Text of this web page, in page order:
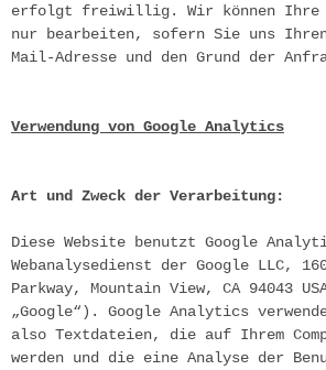
erfolgt freiwillig. Wir können Ihre
nur bearbeiten, sofern Sie uns
Mail-Adresse und den Grund der
Verwendung von Google Analytics
Art und Zweck der Verarbeitung:
Diese Website benutzt Google
Webanalysedienst der Google LLC,
Parkway, Mountain View, CA 94043
„Google“). Google Analytics
also Textdateien, die auf Ihrem
werden und die eine Analyse der